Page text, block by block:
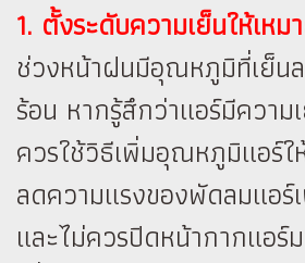
1. ตั้งระดับความเย็นให้เหม
ช่วงหน้าฝนมีอุณหภูมิที่เย็น
ร้อน หากรู้สึกว่าแอร์มีความ
ควรใช้วิธีเพิ่มอุณหภูมิแอร์
ลดความแรงของพัดลมแอร์
และไม่ควรปิดหน้ากากแอร์